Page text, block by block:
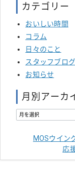
カテゴリー
おいしい時間
コラム
日々のこと
スタッフブログ
お知らせ
月別アーカ
MOSウイン
応